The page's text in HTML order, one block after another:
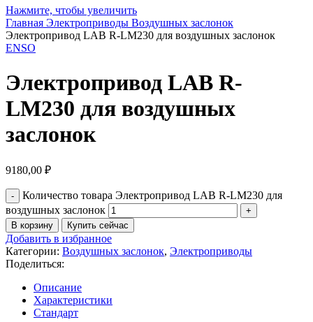
Нажмите, чтобы увеличить
Главная Электроприводы Воздушных заслонок
Электропривод LAB R-LM230 для воздушных заслонок
ENSO
Электропривод LAB R-
LM230 для воздушных
заслонок
9180,00 ₽
Количество товара Электропривод LAB R-LM230 для
воздушных заслонок
В корзину Купить сейчас
Добавить в избранное
Категории: Воздушных заслонок, Электроприводы
Поделиться:
Описание
Характеристики
Стандарт